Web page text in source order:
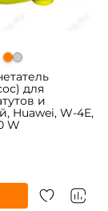
для
и
Huawei, W-4E,
W